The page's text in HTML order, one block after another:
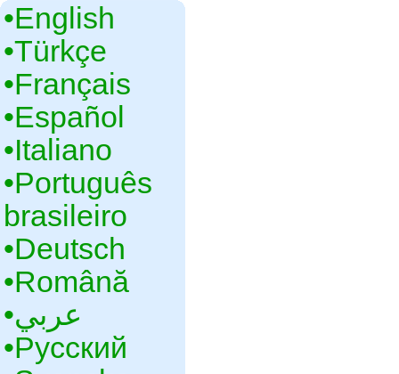
•‎English
•‎Türkçe
•‎Français
•‎Español
•‎Italiano
•‎Português
brasileiro
•‎Deutsch
•‎Română
•‎عربي
•‎Русский